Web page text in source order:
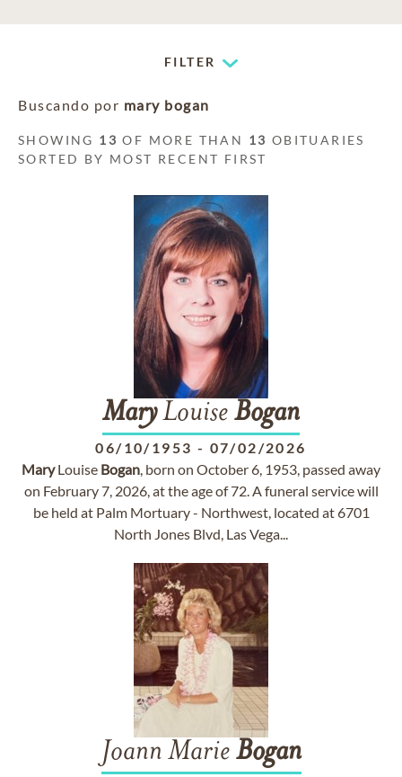
FILTER
Buscando por mary bogan
SHOWING 13 OF MORE THAN 13 OBITUARIES
SORTED BY MOST RECENT FIRST
MaryLouise Bogan
06/10/1953 - 07/02/2026
MaryLouise Bogan, born on October 6, 1953, passed away
on February 7, 2026, at the age of 72. A funeral service will
be held at Palm Mortuary - Northwest, located at 6701
North Jones Blvd, Las Vega...
Joann Marie Bogan